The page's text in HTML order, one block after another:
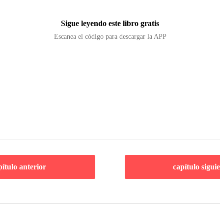
Sigue leyendo este libro gratis
Escanea el código para descargar la APP
anterior capítulo